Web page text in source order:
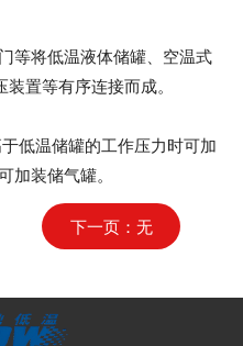
成
等将低温液体储罐、空温式
置等有序连接而成。
低温储罐的工作压力时可加
加装储气罐。
下一页：无